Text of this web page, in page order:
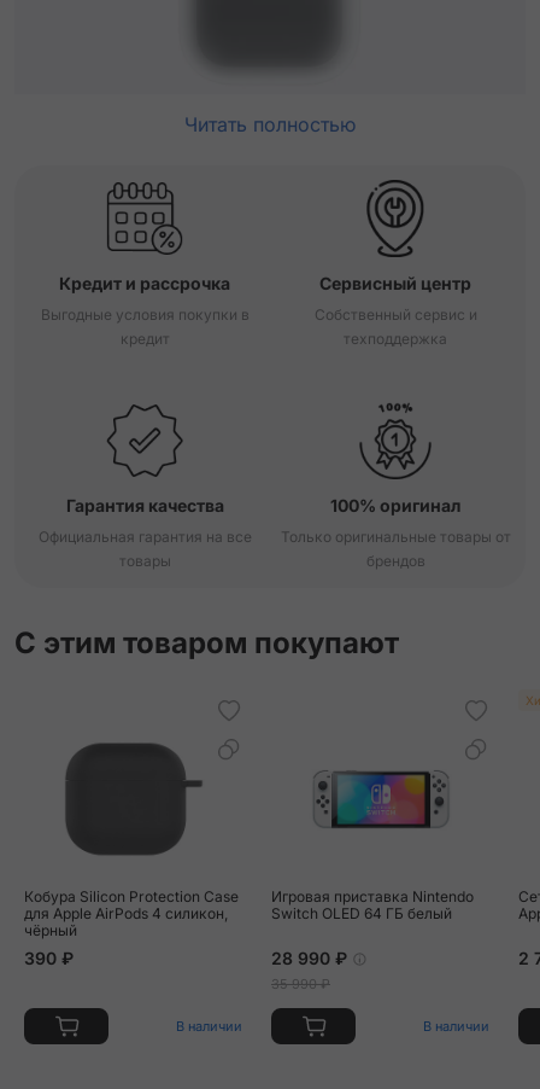
Читать полностью
Кредит и рассрочка
Выгодные условия покупки в
кредит
Сервисный центр
Собственный сервис и
техподдержка
Гарантия качества
Официальная гарантия на все
товары
100% оригинал
Только оригинальные товары от
брендов
С этим товаром покупают
Кобура Silicon Protection Case
для Apple AirPods 4 силикон,
чёрный
390 ₽
В наличии
Игровая приставка Nintendo
Switch OLED 64 ГБ белый
28 990 ₽
35 990 ₽
В наличии
2